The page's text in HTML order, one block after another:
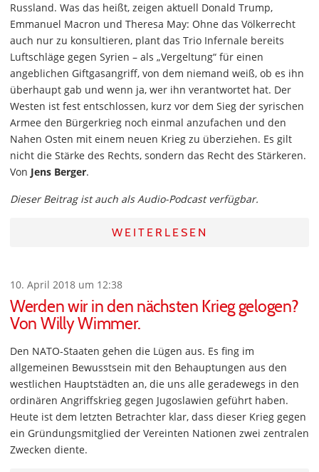
Russland. Was das heißt, zeigen aktuell Donald Trump,
Emmanuel Macron und Theresa May: Ohne das Völkerrecht
auch nur zu konsultieren, plant das Trio Infernale bereits
Luftschläge gegen Syrien – als „Vergeltung“ für einen
angeblichen Giftgasangriff, von dem niemand weiß, ob es ihn
überhaupt gab und wenn ja, wer ihn verantwortet hat. Der
Westen ist fest entschlossen, kurz vor dem Sieg der syrischen
Armee den Bürgerkrieg noch einmal anzufachen und den
Nahen Osten mit einem neuen Krieg zu überziehen. Es gilt
nicht die Stärke des Rechts, sondern das Recht des Stärkeren.
Von Jens Berger.
Dieser Beitrag ist auch als Audio-Podcast verfügbar.
WEITERLESEN
10. April 2018 um 12:38
Werden wir in den nächsten Krieg gelogen?
Von Willy Wimmer.
Den NATO-Staaten gehen die Lügen aus. Es fing im
allgemeinen Bewusstsein mit den Behauptungen aus den
westlichen Hauptstädten an, die uns alle geradewegs in den
ordinären Angriffskrieg gegen Jugoslawien geführt haben.
Heute ist dem letzten Betrachter klar, dass dieser Krieg gegen
ein Gründungsmitglied der Vereinten Nationen zwei zentralen
Zwecken diente.